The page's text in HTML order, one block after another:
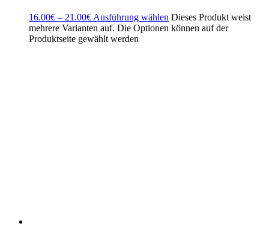
16.00€ – 21.00€ Ausführung wählen Dieses Produkt weist
mehrere Varianten auf. Die Optionen können auf der
Produktseite gewählt werden